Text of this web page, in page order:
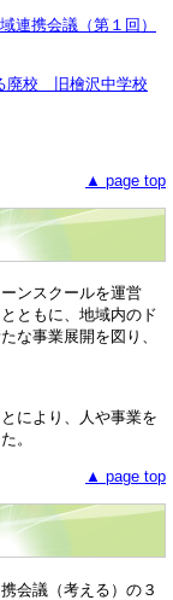
連携会議（第１回）
廃校 旧檜沢中学校
▲ page top
ンスクールを運営
ともに、地域内のド
な事業展開を図り、
により、人や事業を
。
▲ page top
会議（考える）の３